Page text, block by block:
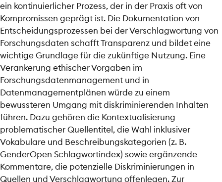
ein kontinuierlicher Prozess, der in der Praxis oft von
Kompromissen geprägt ist. Die Dokumentation von
Entscheidungsprozessen bei der Verschlagwortung von
Forschungsdaten schafft Transparenz und bildet eine
wichtige Grundlage für die zukünftige Nutzung. Eine
Verankerung ethischer Vorgaben im
Forschungsdatenmanagement und in
Datenmanagementplänen würde zu einem
bewussteren Umgang mit diskriminierenden Inhalten
führen. Dazu gehören die Kontextualisierung
problematischer Quellentitel, die Wahl inklusiver
Vokabulare und Beschreibungskategorien (z. B.
GenderOpen Schlagwortindex) sowie ergänzende
Kommentare, die potenzielle Diskriminierungen in
Quellen und Verschlagwortung offenlegen. Zur